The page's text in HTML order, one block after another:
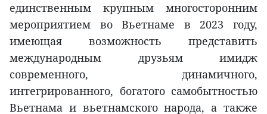
единственным крупным многосторонним
мероприятием во Вьетнаме в 2023 году,
имеющая возможность представить
международным друзьям имидж
современного, динамичного,
интегрированного, богатого самобытностью
Вьетнама и вьетнамского народа, а также